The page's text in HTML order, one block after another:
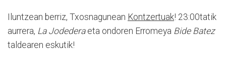
Iluntzean berriz, Txosnagunean Kontzertuak! 23:00tatik
aurrera, La Jodederaeta ondoren Erromeya Bide Batez
taldearen eskutik!